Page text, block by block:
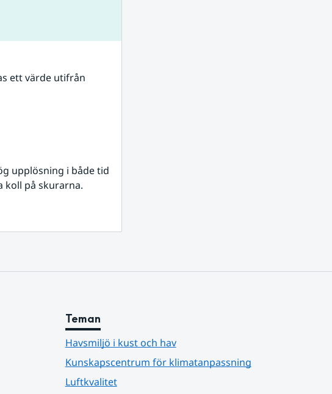
ett värde utifrån
upplösning i både tid
koll på skurarna.
Teman
Havsmiljö i kust och hav
Kunskapscentrum för klimatanpassning
Luftkvalitet